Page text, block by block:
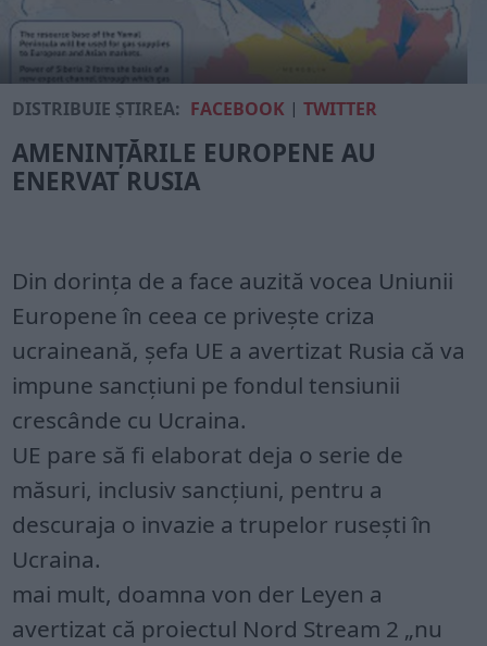
DISTRIBUIE ȘTIREA: FACEBOOK |TWITTER
AMENINȚĂRILE EUROPENE AU
ENERVAT RUSIA
Din dorința de a face auzită vocea Uniunii
Europene în ceea ce privește criza
ucraineană, șefa UE a avertizat Rusia că va
impune sancțiuni pe fondul tensiunii
crescânde cu Ucraina.
UE pare să fi elaborat deja o serie de
măsuri, inclusiv sancțiuni, pentru a
descuraja o invazie a trupelor rusești în
Ucraina.
mai mult, doamna von der Leyen a
avertizat că proiectul Nord Stream 2 „nu